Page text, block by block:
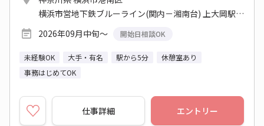
横浜市営地下鉄ブルーライン(関内－湘南台) 上大岡駅 他
2026年09月中旬～
開始日相談OK
未経験OK 大手・有名 駅から5分
休憩室あり
事務はじめてOK
仕事詳細 エントリー